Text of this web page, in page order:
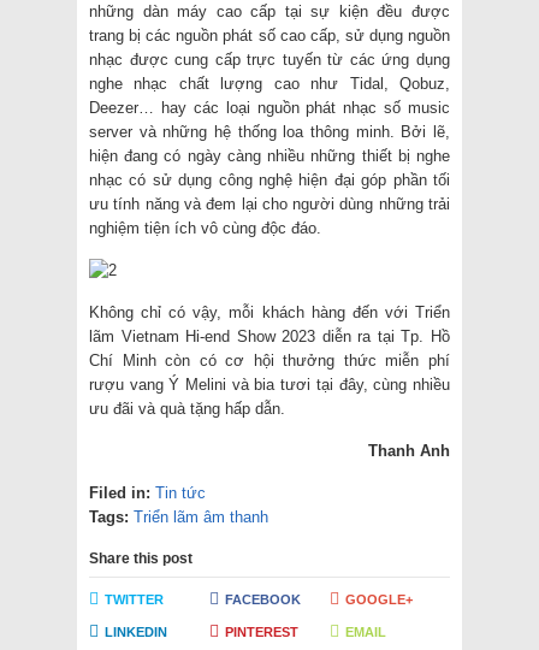
những dàn máy cao cấp tại sự kiện đều được
trang bị các nguồn phát số cao cấp, sử dụng nguồn
nhạc được cung cấp trực tuyến từ các ứng dụng
nghe nhạc chất lượng cao như Tidal, Qobuz,
Deezer… hay các loại nguồn phát nhạc số music
server và những hệ thống loa thông minh. Bởi lẽ,
hiện đang có ngày càng nhiều những thiết bị nghe
nhạc có sử dụng công nghệ hiện đại góp phần tối
ưu tính năng và đem lại cho người dùng những trải
nghiệm tiện ích vô cùng độc đáo.
Không chỉ có vậy, mỗi khách hàng đến với Triển
lãm Vietnam Hi-end Show 2023 diễn ra tại Tp. Hồ
Chí Minh còn có cơ hội thưởng thức miễn phí
rượu vang Ý Melini và bia tươi tại đây, cùng nhiều
ưu đãi và quà tặng hấp dẫn.
Thanh Anh
Filed in: Tin tức
Tags: Triển lãm âm thanh
Share this post
TWITTER FACEBOOK GOOGLE+
LINKEDIN PINTEREST EMAIL